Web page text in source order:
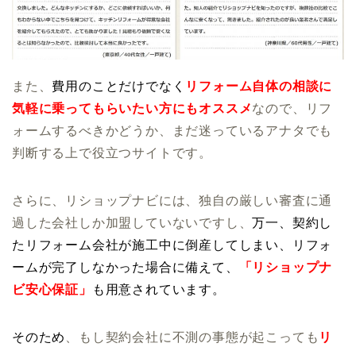
また、 費用のことだけでなく リフォーム自体の相談に
気軽に乗ってもらいたい方にもオススメなので、リフ
ォームするべきかどうか、まだ迷っているアナタでも
判断する上で役立つサイトです。
さらに、リショップナビには、独自の厳しい審査に通
過した会社しか加盟していないですし、万一、契約し
たリフォーム会社が施工中に倒産してしまい、リフォ
ームが完了しなかった場合に備えて、
「リショップナ
ビ安心保証」
も用意されています。
そのため 、もし契約会社に不測の事態が起こっても リ